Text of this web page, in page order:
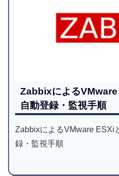
Zabbixによる
自動登録・監視手順
ZabbixによるVMware ESXi
録・監視手順